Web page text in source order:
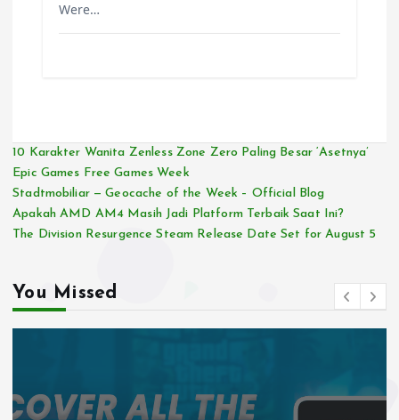
Were…
10 Karakter Wanita Zenless Zone Zero Paling Besar ‘Asetnya’
Epic Games Free Games Week
Stadtmobiliar — Geocache of the Week – Official Blog
Apakah AMD AM4 Masih Jadi Platform Terbaik Saat Ini?
The Division Resurgence Steam Release Date Set for August 5
You Missed